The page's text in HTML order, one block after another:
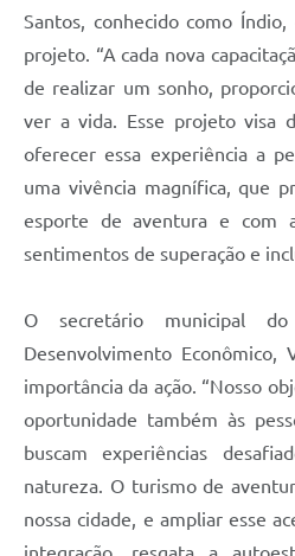
Santos, conhecido como
projeto. “A cada nova
de realizar um sonho,
ver a vida. Esse projeto visa
oferecer essa experiência a
uma vivência magnífica, que
esporte de aventura e com
sentimentos de superação e
O secretário municipal
Desenvolvimento Econômico,
importância da ação. “Nosso
oportunidade também às
buscam experiências
natureza. O turismo de
nossa cidade, e ampliar esse